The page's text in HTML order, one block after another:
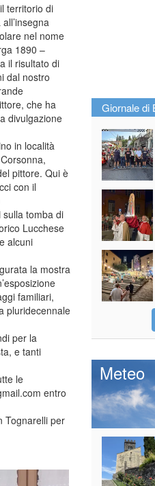
territorio di
nel nome
1890 –
il risultato di
dal nostro
che ha
divulgazione
in località
pittore. Qui è
con il
tomba di
Lucchese
alcuni
la mostra
familiari,
pluridecennale
per la
e tanti
le
entro
Tognarelli per
Giornale di
Meteo